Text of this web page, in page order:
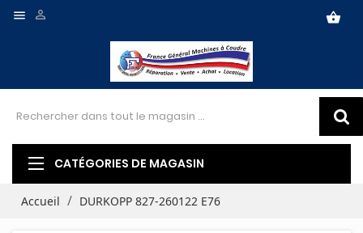
 shopping_basket

CATÉGORIES DE MAGASIN
Accueil DURKOPP 827-260122 E76